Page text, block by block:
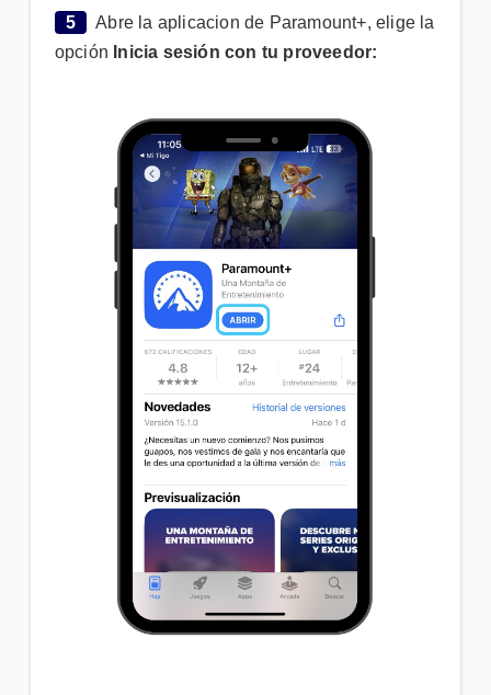
5
Abre la aplicacion de Paramount+, elige la
opción Inicia sesión con tu proveedor: